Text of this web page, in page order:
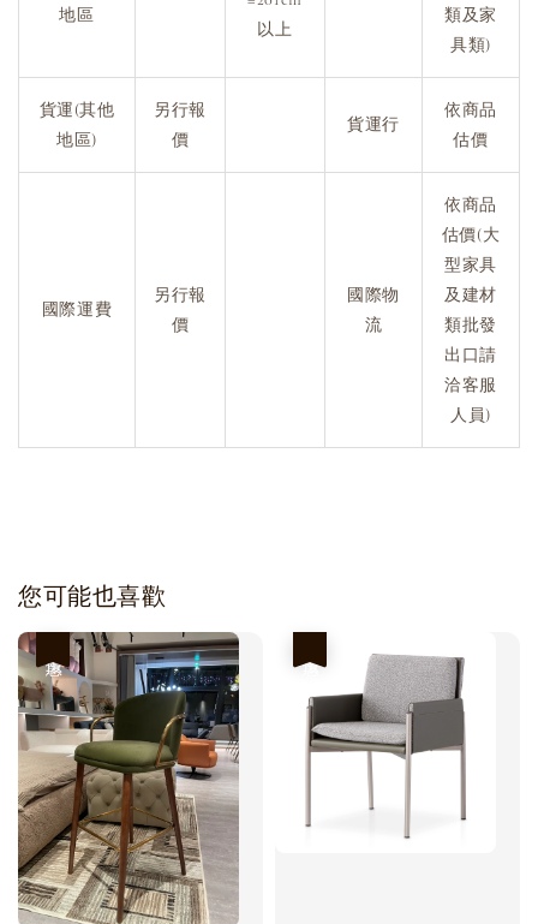
地區
以上
類及家
具類)
貨運(其他
地區)
另行報
價
貨運行
依商品
估價
國際運費
另行報
價
國際物
流
依商品
估價(大
型家具
及建材
類批發
出口請
洽客服
人員)
您可能也喜歡